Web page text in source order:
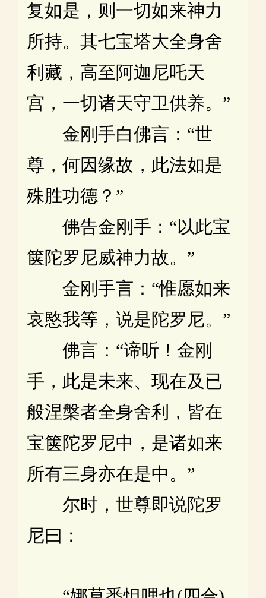
复如是，则一切如来神力
所持。其七宝塔大全身舍
利藏，高至阿迦尼吒天
宫，一切诸天守卫供养。”
金刚手白佛言：“世
尊，何因缘故，此法如是
殊胜功德？”
佛告金刚手：“以此宝
箧陀罗尼威神力故。”
金刚手言：“惟愿如来
哀愍我等，说是陀罗尼。”
佛言：“谛听！金刚
手，此是未来、现在及已
般涅槃者全身舍利，皆在
宝箧陀罗尼中，是诸如来
所有三身亦在是中。”
尔时，世尊即说陀罗
尼曰：